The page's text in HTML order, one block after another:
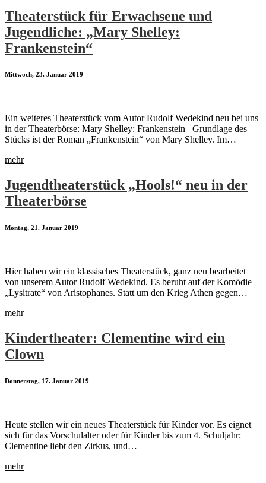
Theaterstück für Erwachsene und
Jugendliche: „Mary Shelley:
Frankenstein“
Mittwoch, 23. Januar 2019
Ein weiteres Theaterstück vom Autor Rudolf Wedekind neu bei uns
in der Theaterbörse: Mary Shelley: Frankenstein Grundlage des
Stücks ist der Roman „Frankenstein“ von Mary Shelley. Im…
mehr
Jugendtheaterstück „Hools!“ neu in der
Theaterbörse
Montag, 21. Januar 2019
Hier haben wir ein klassisches Theaterstück, ganz neu bearbeitet
von unserem Autor Rudolf Wedekind. Es beruht auf der Komödie
„Lysitrate“ von Aristophanes. Statt um den Krieg Athen gegen…
mehr
Kindertheater: Clementine wird ein
Clown
Donnerstag, 17. Januar 2019
Heute stellen wir ein neues Theaterstück für Kinder vor. Es eignet
sich für das Vorschulalter oder für Kinder bis zum 4. Schuljahr:
Clementine liebt den Zirkus, und…
mehr